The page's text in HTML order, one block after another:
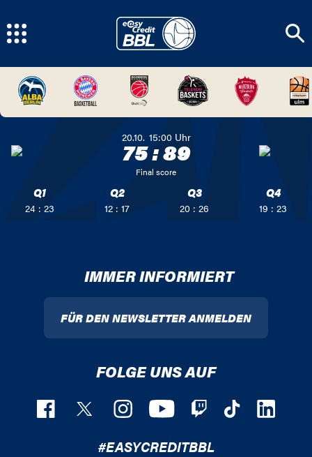
20.10. 15:00 Uhr
75:89
Final score
Q1
24 : 23
Q2
12 : 17
Q3
20 : 26
Q4
19 : 23
IMMER INFORMIERT
FÜR DEN NEWSLETTER ANMELDEN
FOLGE UNS AUF
#EASYCREDITBBL